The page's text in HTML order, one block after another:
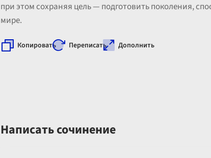
при этом сохраняя цель — подготовить поколения,
мире.
Копировать Переписать Дополнить
Написать сочинение